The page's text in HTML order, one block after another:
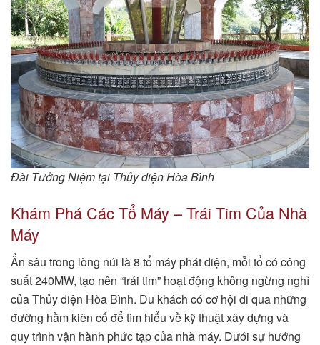
Đài Tưởng Niệm tại Thủy điện Hòa Bình
Khám Phá Các Tổ Máy – Trái Tim Của Nhà
Máy
Ẩn sâu trong lòng núi là 8 tổ máy phát điện, mỗi tổ có công
suất 240MW, tạo nên “trái tim” hoạt động không ngừng nghỉ
của Thủy điện Hòa Bình. Du khách có cơ hội đi qua những
đường hầm kiên cố để tìm hiểu về kỹ thuật xây dựng và
quy trình vận hành phức tạp của nhà máy. Dưới sự hướng